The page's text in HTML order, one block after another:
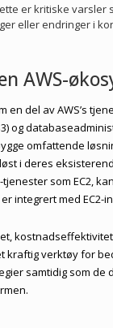
er kritiske varsler
eller endringer i
AWS-
en del av AWS’s
og
omfattende
i deres
som EC2,
integrert med EC2-
kraftig verktøy for
samtidig som